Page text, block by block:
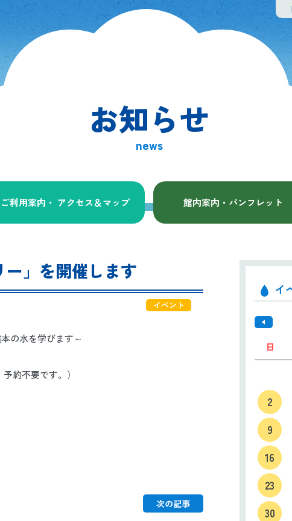
お知らせ
news
ご利用案内・ アクセス＆マップ 館内案内・パンフレット
」を開催します
イベント
の水を学びます～
約不要です。）
次の記事
イ
日
2
9
16
23
30